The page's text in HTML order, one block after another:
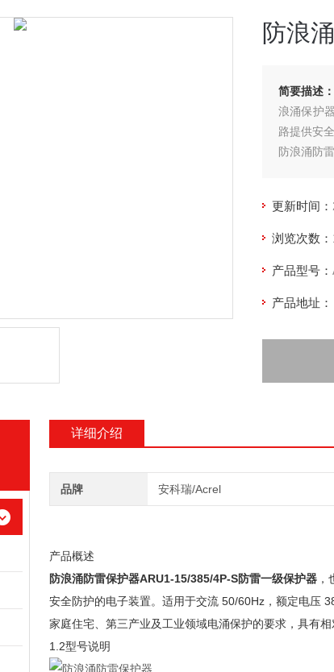
防浪
简要描述：
浪涌保护
路提供安
防浪涌防
更新时间：
浏览次数：
产品型号：
产品地址：
详细介绍
品牌 安科瑞/Acrel
产品概述
防浪涌防雷保护器ARU1-15/385/4P-S防雷一级保护器
安全防护的电子装置。适用于交流 50/60Hz，额定电压
家庭住宅、第三产业及工业领域电涌保护的要求，具有
1.2型号说明